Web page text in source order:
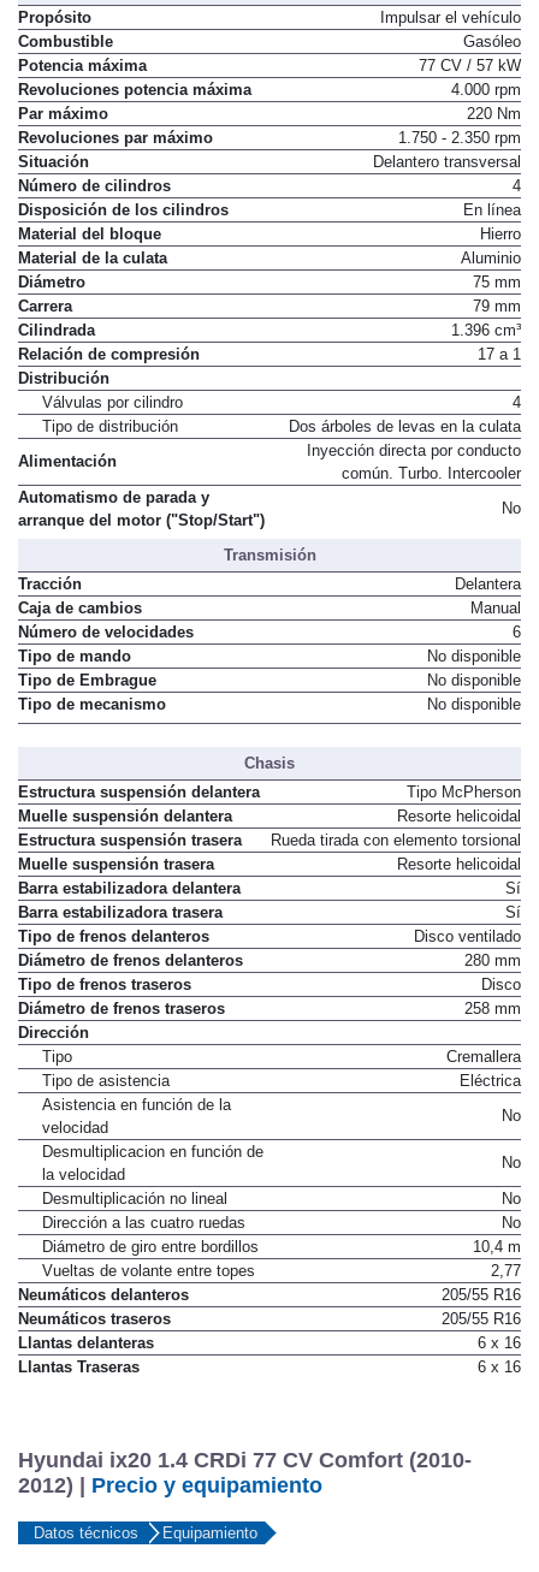
Propósito
Impulsar el vehículo
Combustible
Gasóleo
Potencia máxima
77 CV / 57 kW
Revoluciones potencia máxima
4.000 rpm
Par máximo
220 Nm
Revoluciones par máximo
1.750 - 2.350 rpm
Situación
Delantero transversal
Número de cilindros
4
Disposición de los cilindros
En línea
Material del bloque
Hierro
Material de la culata
Aluminio
Diámetro
75 mm
Carrera
79 mm
Cilindrada
1.396 cm³
Relación de compresión
17 a 1
Distribución
Válvulas por cilindro
4
Tipo de distribución
Dos árboles de levas en la culata
Alimentación
Inyección directa por conducto
común. Turbo. Intercooler
Automatismo de parada y
arranque del motor ("Stop/Start")
No
Transmisión
Tracción
Delantera
Caja de cambios
Manual
Número de velocidades
6
Tipo de mando
No disponible
Tipo de Embrague
No disponible
Tipo de mecanismo
No disponible
Chasis
Estructura suspensión delantera
Tipo McPherson
Muelle suspensión delantera
Resorte helicoidal
Estructura suspensión trasera
Rueda tirada con elemento torsional
Muelle suspensión trasera
Resorte helicoidal
Barra estabilizadora delantera
Sí
Barra estabilizadora trasera
Sí
Tipo de frenos delanteros
Disco ventilado
Diámetro de frenos delanteros
280 mm
Tipo de frenos traseros
Disco
Diámetro de frenos traseros
258 mm
Dirección
Tipo
Cremallera
Tipo de asistencia
Eléctrica
Asistencia en función de la
velocidad
No
Desmultiplicacion en función de
la velocidad
No
Desmultiplicación no lineal
No
Dirección a las cuatro ruedas
No
Diámetro de giro entre bordillos
10,4 m
Vueltas de volante entre topes
2,77
Neumáticos delanteros
205/55 R16
Neumáticos traseros
205/55 R16
Llantas delanteras
6 x 16
Llantas Traseras
6 x 16
Hyundai ix20 1.4 CRDi 77 CV Comfort (2010-
2012) | Precio y equipamiento
Datos técnicos Equipamiento